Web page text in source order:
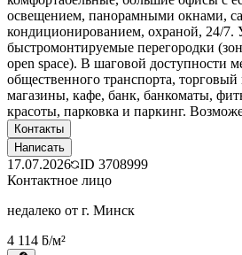
освещением, панорамными окнами,
кондиционированием, охраной, 24/7.
быстромонтируемые перегородки
open space). В шаговой доступности
общественного транспорта,
магазины, кафе, банк, банкоматы,
красоты, парковка и паркинг.
Контакты
Написать
17.07.2026 ID 3708999
Контактное лицо
недалеко от г. Минск
4 114 ƃ/м²